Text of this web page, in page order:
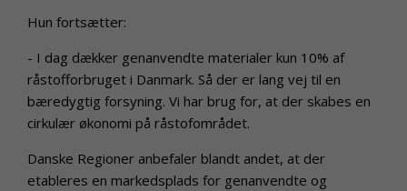
Hun fortsætter:
- I dag dækker genanvendte materialer kun 10% af
råstofforbruget i Danmark. Så der er lang vej til en
bæredygtig forsyning. Vi har brug for, at der skabes en
cirkulær økonomi på råstofområdet.
Danske Regioner anbefaler blandt andet, at der
etableres en markedsplads for genanvendte og